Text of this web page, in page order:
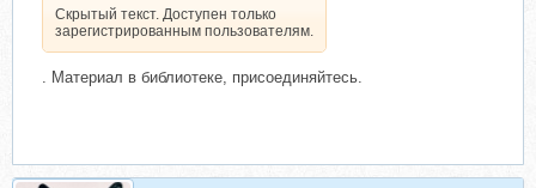
Скрытый текст. Доступен только
зарегистрированным пользователям.
. Материал в библиотеке, присоединяйтесь.